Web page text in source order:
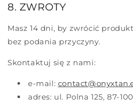
8. ZWROTY
Masz 14 dni, by zwrócić
bez podania przyczyny.
Skontaktuj się z nami:
e-mail:
adres: ul. Polna 125, 87-